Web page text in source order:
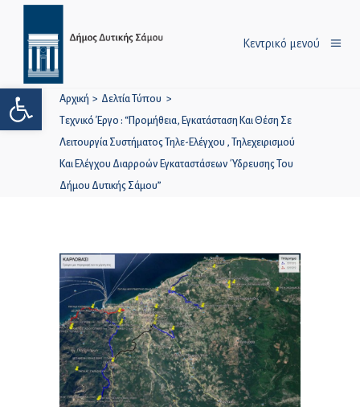
Ανοίξτε τη γραμμή εργαλείων
Κεντρικό μενού
Αρχική > Δελτία Τύπου >
Τεχνικό Έργο : “Προμήθεια, Εγκατάσταση Και Θέση Σε
Λειτουργία Συστήματος Τηλε-Ελέγχου , Τηλεχειρισμού
Και Ελέγχου Διαρροών Εγκαταστάσεων Ύδρευσης Του
Δήμου Δυτικής Σάμου”